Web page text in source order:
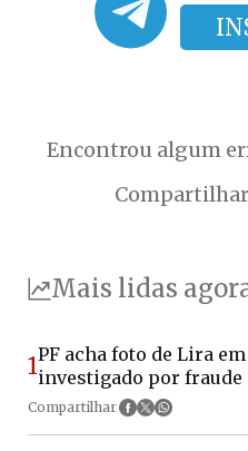
Encontrou algum
Compartilhar
Mais lidas
1PF acha foto de Lira
investigado por fraude
Compartilhar